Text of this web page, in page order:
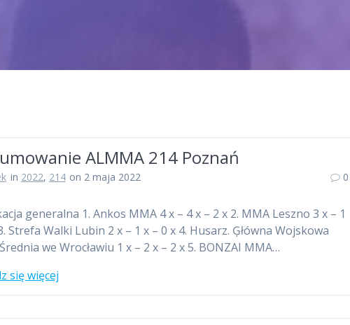
ALMMA 214 Poznań
in 2022, 214 on 2 maja 2022 0
generalna 1. Ankos MMA 4 x – 4 x – 2 x 2. MMA Leszno 3 x – 1
Strefa Walki Lubin 2 x – 1 x – 0 x 4. Husarz. Ģłówna Wojskowa
we Wrocławiu 1 x – 2 x – 2 x 5. BONZAI MMA…
się więcej